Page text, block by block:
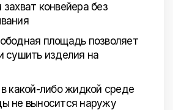
конвейера без
площадь позволяет
сушить изделия на
какой-либо жидкой среде
не выносится наружу